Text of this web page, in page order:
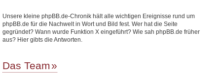
Unsere kleine phpBB.de-Chronik hält alle wichtigen Ereignisse rund um
phpBB.de für die Nachwelt in Wort und Bild fest. Wer hat die Seite
gegründet? Wann wurde Funktion X eingeführt? Wie sah phpBB.de früher
aus? Hier gibts die Antworten.
Das Team